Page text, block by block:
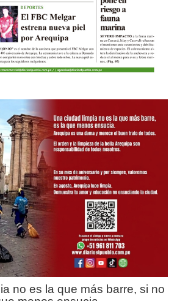
no es la que más barre, si no